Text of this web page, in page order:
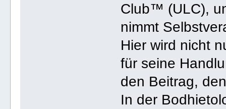
Club™ (ULC),
nimmt
Hier wird nicht
für seine
den Beitrag,
In der